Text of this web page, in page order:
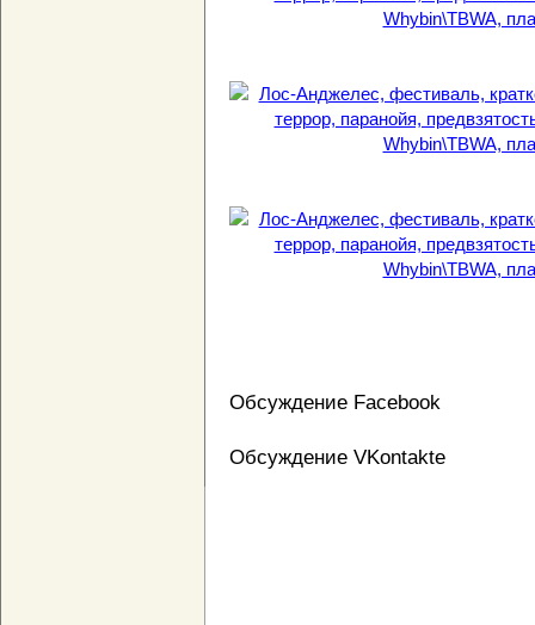
Обсуждение Facebook
Обсуждение VKontakte